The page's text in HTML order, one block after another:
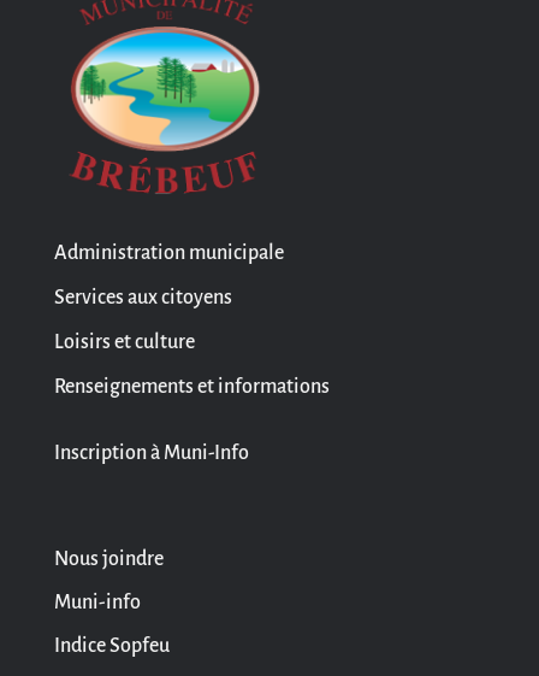
Administration municipale
Services aux citoyens
Loisirs et culture
Renseignements et informations
Inscription à Muni-Info
Nous joindre
Muni-info
Indice Sopfeu